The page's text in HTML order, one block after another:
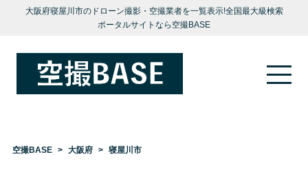
大阪府寝屋川市のドローン撮影・空撮業者を一覧表示!全国最大級検索
ポータルサイトなら空撮BASE
空撮BASE 大阪府 寝屋川市